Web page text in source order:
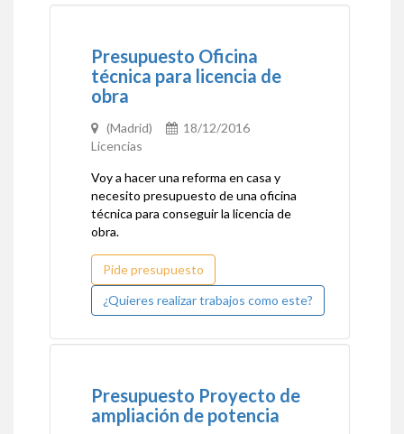
Presupuesto Oficina
técnica para licencia de
obra
(Madrid)
18/12/2016
Licencias
Voy a hacer una reforma en casa y
necesito presupuesto de una oficina
técnica para conseguir la licencia de
obra.
Pide presupuesto
¿Quieres realizar trabajos como este?
Presupuesto Proyecto de
ampliación de potencia